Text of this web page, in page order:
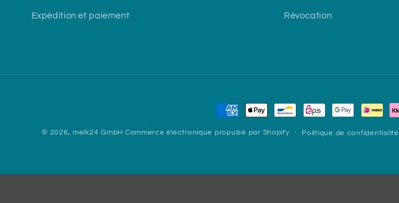
Expédition et paiement Révocation
Moyens
© 2026, melk24 GmbH Commerce électronique propulsé par Shopify Politique de confidentialité